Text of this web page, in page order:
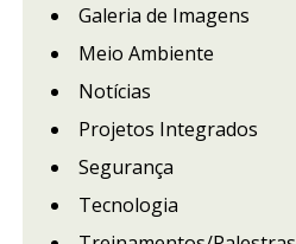
Galeria de Imagens
Meio Ambiente
Notícias
Projetos Integrados
Segurança
Tecnologia